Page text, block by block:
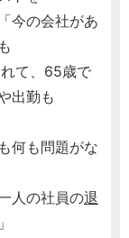
今の会社があ
て、65歳で
出勤も
何も問題がな
人の社員の退